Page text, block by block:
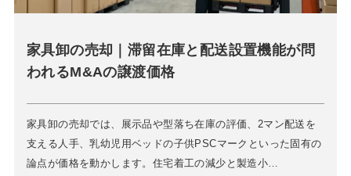
家具卸の売却｜滞留在庫と配送設置機能が問
われるM&Aの譲渡価格
家具卸の売却では、展示品や型落ち在庫の評価、2マン配送を
支える人手、乳幼児用ベッドの子供PSCマークといった固有の
論点が価格を動かします。住宅着工の減少と製造小…